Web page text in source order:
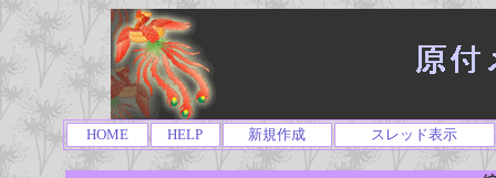
HOME HELP 新規作成 スレッド表示